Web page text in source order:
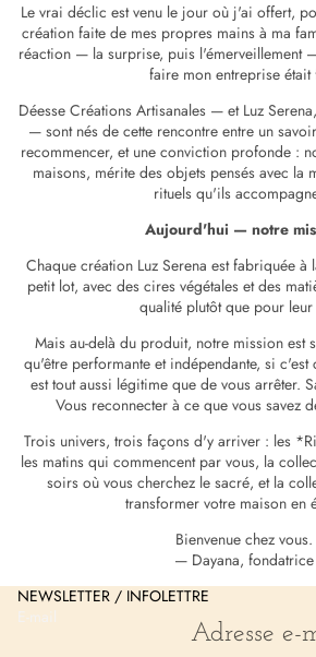
Le vrai déclic est venu le jour où j'ai offert,
création faite de mes propres mains à ma
réaction — la surprise, puis l'émerveillement
faire mon entreprise était
Déesse Créations Artisanales — et Luz
— sont nés de cette rencontre entre un
recommencer, et une conviction profonde :
maisons, mérite des objets pensés avec la
rituels qu'ils
Aujourd'hui — notre
Chaque création Luz Serena est fabriquée
petit lot, avec des cires végétales et des
qualité plutôt que pour
Mais au-delà du produit, notre mission est
qu'être performante et indépendante, si c'est
est tout aussi légitime que de vous arrêter.
Vous reconnecter à ce que vous savez
Trois univers, trois façons d'y arriver : les
les matins qui commencent par vous, la
soirs où vous cherchez le sacré, et la
transformer votre maison en
Bienvenue chez vous.
— Dayana, fondatrice
NEWSLETTER / INFOLETTRE
E-mail
Politique de remboursement
Politique de confidentialité
Conditions d’utilisation
Politique d’expédition